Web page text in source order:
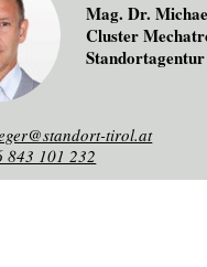
Mag. Dr.
Cluster
tirol.at
843 101 232